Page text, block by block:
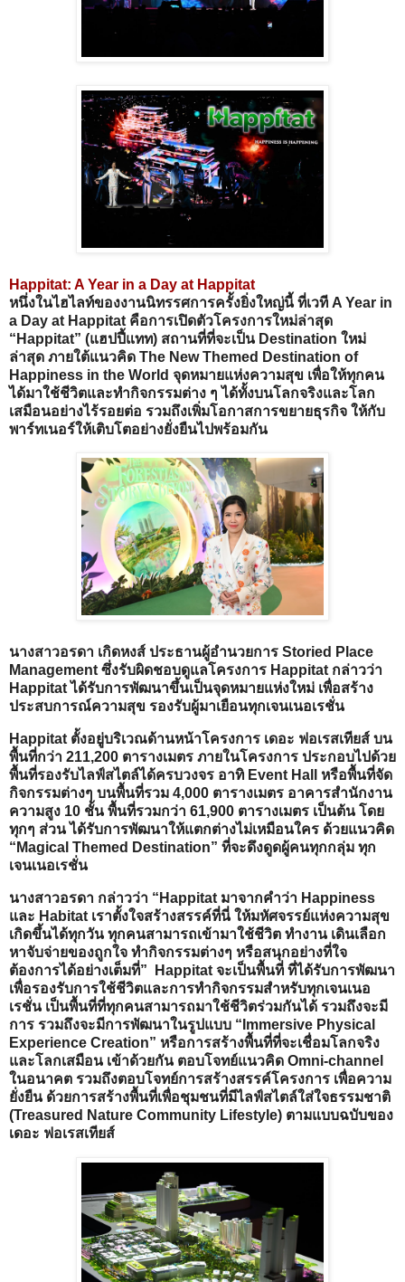
Happitat: A Year in a Day at Happitat
หนึ่งในไฮไลท์ของงานนิทรรศการครั้งยิ่งใหญ่นี้ ที่เวที A Year in
a Day at Happitat คือการเปิดตัวโครงการใหม่ล่าสุด
“Happitat” (แฮปปี้แทท) สถานที่ที่จะเป็น Destination ใหม่
ล่าสุด ภายใต้แนวคิด The New Themed Destination of
Happiness in the World จุดหมายแห่งความสุข เพื่อให้ทุกคน
ได้มาใช้ชีวิตและทำกิจกรรมต่าง ๆ ได้ทั้งบนโลกจริงและโลก
เสมือนอย่างไร้รอยต่อ รวมถึงเพิ่มโอกาสการขยายธุรกิจ ให้กับ
พาร์ทเนอร์ให้เติบโตอย่างยั่งยืนไปพร้อมกัน
นางสาวอรดา เกิดหงส์ ประธานผู้อำนวยการ Storied Place
Management ซึ่งรับผิดชอบดูแลโครงการ Happitat กล่าวว่า
Happitat ได้รับการพัฒนาขึ้นเป็นจุดหมายแห่งใหม่ เพื่อสร้าง
ประสบการณ์ความสุข รองรับผู้มาเยือนทุกเจนเนอเรชั่น
Happitat ตั้งอยู่บริเวณด้านหน้าโครงการ เดอะ ฟอเรสเทียส์ บน
พื้นที่กว่า 211,200 ตารางเมตร ภายในโครงการ ประกอบไปด้วย
พื้นที่รองรับไลฟ์สไตล์ได้ครบวงจร อาทิ Event Hall หรือพื้นที่จัด
กิจกรรมต่างๆ บนพื้นที่รวม 4,000 ตารางเมตร อาคารสำนักงาน
ความสูง 10 ชั้น พื้นที่รวมกว่า 61,900 ตารางเมตร เป็นต้น โดย
ทุกๆ ส่วน ได้รับการพัฒนาให้แตกต่างไม่เหมือนใคร ด้วยแนวคิด
“Magical Themed Destination” ที่จะดึงดูดผู้คนทุกกลุ่ม ทุก
เจนเนอเรชั่น
นางสาวอรดา กล่าวว่า “Happitat มาจากคำว่า Happiness
และ Habitat เราตั้งใจสร้างสรรค์ที่นี่ ให้มหัศจรรย์แห่งความสุข
เกิดขึ้นได้ทุกวัน ทุกคนสามารถเข้ามาใช้ชีวิต ทำงาน เดินเลือก
หาจับจ่ายของถูกใจ ทำกิจกรรมต่างๆ หรือสนุกอย่างที่ใจ
ต้องการได้อย่างเต็มที่”
Happitat จะเป็นพื้นที่ ที่ได้รับการพัฒนา
เพื่อรองรับการใช้ชีวิตและการทำกิจกรรมสำหรับทุกเจนเนอ
เรชั่น เป็นพื้นที่ที่ทุกคนสามารถมาใช้ชีวิตร่วมกันได้ รวมถึงจะมี
การ รวมถึงจะมีการพัฒนาในรูปแบบ “Immersive Physical
Experience Creation” หรือการสร้างพื้นที่ที่จะเชื่อมโลกจริง
และโลกเสมือน เข้าด้วยกัน ตอบโจทย์แนวคิด Omni-channel
ในอนาคต รวมถึงตอบโจทย์การสร้างสรรค์โครงการ เพื่อความ
ยั่งยืน ด้วยการสร้างพื้นที่เพื่อชุมชนที่มีไลฟ์สไตล์ใส่ใจธรรมชาติ
(Treasured Nature Community Lifestyle) ตามแบบฉบับของ
เดอะ ฟอเรสเทียส์